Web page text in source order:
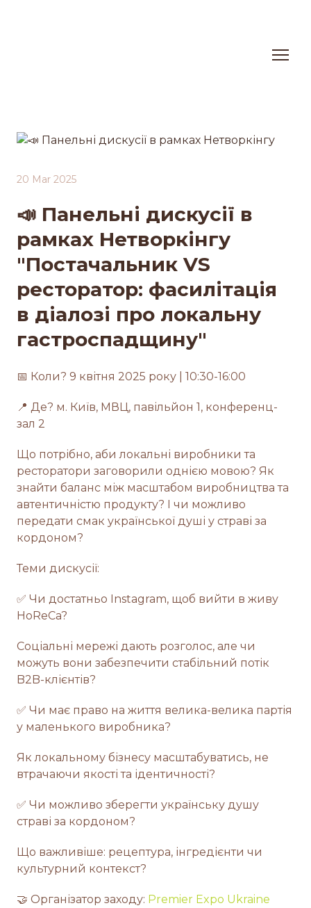
20 Mar 2025
📣 Панельні дискусії в
рамках Нетворкінгу
"Постачальник VS
ресторатор: фасилітація
в діалозі про локальну
гастроспадщину"
📅 Коли? 9 квітня 2025 року | 10:30-16:00
📍 Де? м. Київ, МВЦ, павільйон 1, конференц-
зал 2
Що потрібно, аби локальні виробники та
ресторатори заговорили однією мовою? Як
знайти баланс між масштабом виробництва та
автентичністю продукту? І чи можливо
передати смак української душі у страві за
кордоном?
Теми дискусії:
✅ Чи достатньо Instаgram, щоб вийти в живу
HoReCa?
Соціальні мережі дають розголос, але чи
можуть вони забезпечити стабільний потік
B2B-клієнтів?
✅ Чи має право на життя велика-велика партія
у маленького виробника?
Як локальному бізнесу масштабуватись, не
втрачаючи якості та ідентичності?
✅ Чи можливо зберегти українську душу
страві за кордоном?
Що важливіше: рецептура, інгредієнти чи
культурний контекст?
🤝 Організатор заходу: Premier Expo Ukraine